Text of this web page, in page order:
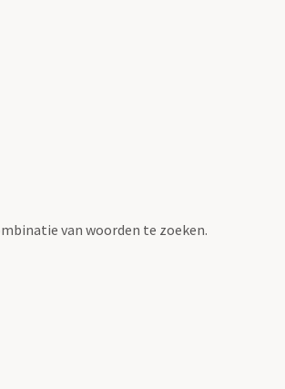
van woorden te zoeken.